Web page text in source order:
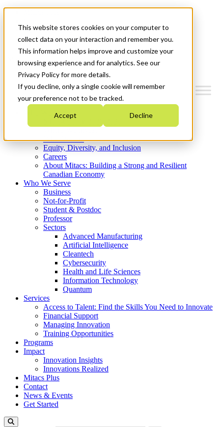
This website stores cookies on your computer to
collect data on your interaction and remember you.
This information helps improve and customize your
browsing experience and for analytics. See our
Privacy Policy for more details.
If you decline, only a single cookie will remember
your preference not to be tracked.
Accept Decline
News & Events
Get Started
Menu
Who We Are
Strategic Plan 2026-2030
What We Do
Equity, Diversity, and Inclusion
Careers
About Mitacs: Building a Strong and Resilient
Canadian Economy
Who We Serve
Business
Not-for-Profit
Student & Postdoc
Professor
Sectors
Advanced Manufacturing
Artificial Intelligence
Cleantech
Cybersecurity
Health and Life Sciences
Information Technology
Quantum
Services
Access to Talent: Find the Skills You Need to Innovate
Financial Support
Managing Innovation
Training Opportunities
Programs
Impact
Innovation Insights
Innovations Realized
Mitacs Plus
Contact
News & Events
Get Started